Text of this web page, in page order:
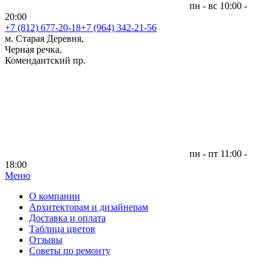
пн - вс 10:00 -
20:00
+7 (812) 677-20-18+7 (964) 342-21-56
м. Старая Деревня,
Черная речка,
Комендантский пр.
пн - пт 11:00 -
18:00
Меню|
О компании
Архитекторам и дизайнерам
Доставка и оплата
Таблица цветов
Отзывы
Советы по ремонту